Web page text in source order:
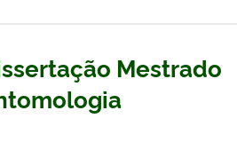
Mestrado